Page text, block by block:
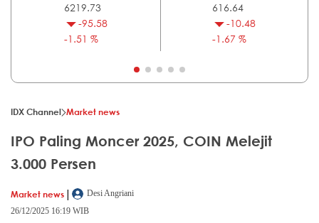
6219.73
-95.58
-1.51 %
616.64
-10.48
-1.67 %
IDX Channel Market news
IPO Paling Moncer 2025, COIN Melejit
3.000 Persen
Market news |
Desi Angriani
26/12/2025 16:19 WIB